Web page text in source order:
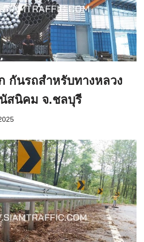
กันรถสําหรับทางหลวง
สนิคม จ.ชลบุรี